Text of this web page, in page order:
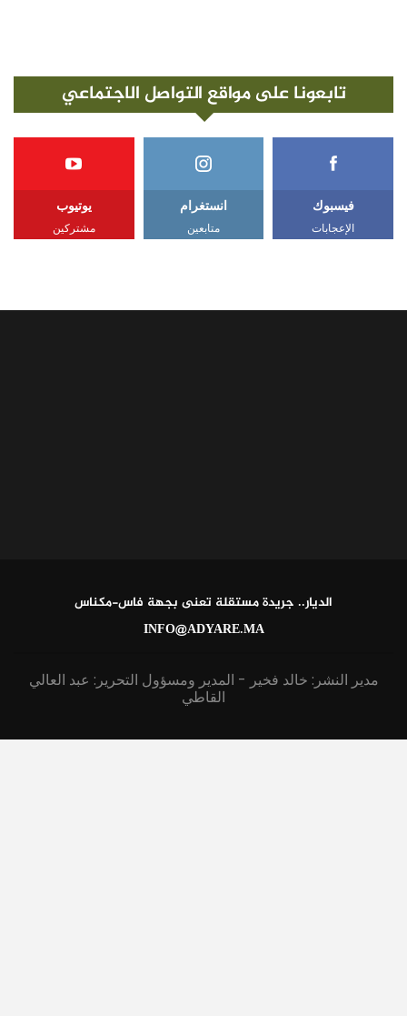
تابعونا على مواقع التواصل الاجتماعي
فيسبوك
الإعجابات
انستغرام
متابعين
يوتيوب
مشتركين
الديار.. جريدة مستقلة تعنى بجهة فاس-مكناس
INFO@ADYARE.MA
مدير النشر: خالد فخير - المدير ومسؤول التحرير: عبد العالي
القاطي